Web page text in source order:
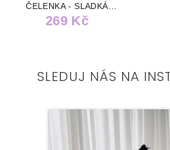
ČELENKA - SLADKÁ
JAHODA
269 Kč
SLEDUJ NÁS NA